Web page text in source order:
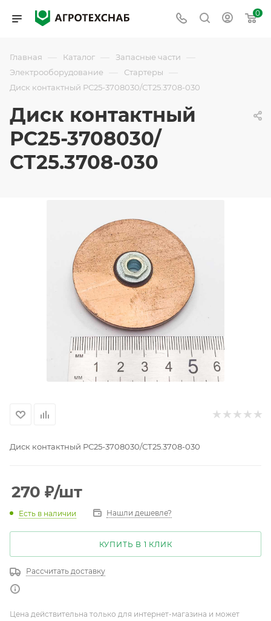
0
Главная — Каталог — Запасные части —
Электрооборудование — Стартеры —
Диск контактный РС25-3708030/СТ25.3708-030
Диск контактный
РС25-3708030/
СТ25.3708-030
Диск контактный РС25-3708030/СТ25.3708-030
270 ₽/шт
Есть в наличии Нашли дешевле?
КУПИТЬ В 1 КЛИК
Рассчитать доставку
Цена действительна только для интернет-магазина и может